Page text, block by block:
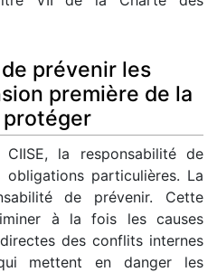
prévenir les
première de la
la responsabilité de
particulières. La
de prévenir. Cette
à la fois les causes
des conflits internes
mettent en danger les